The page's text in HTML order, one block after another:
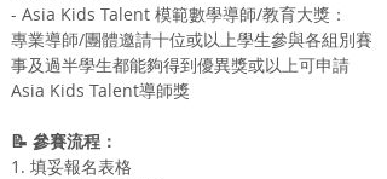
- Asia Kids Talent 模範數學導師/教育大獎：
專業導師/團體邀請十位或以上學生參與各組別賽
事及過半學生都能夠得到優異獎或以上可申請
Asia Kids Talent導師獎
📝 參賽流程：
1. 填妥報名表格